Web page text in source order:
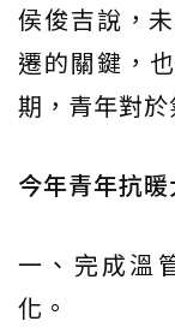
侯俊吉說，
遷的關鍵，
期，青年對
今年青年抗
一、完成溫
化。